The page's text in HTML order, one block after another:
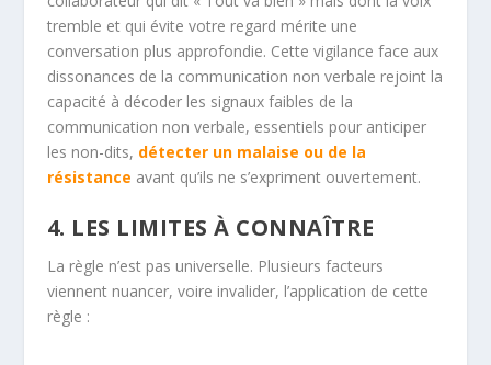
tremble et qui évite votre regard mérite une
conversation plus approfondie. Cette vigilance face aux
dissonances de la communication non verbale rejoint la
capacité à décoder les signaux faibles de la
communication non verbale, essentiels pour anticiper
les non-dits, détecter un malaise ou de la
résistance avant qu’ils ne s’expriment ouvertement.
4. LES LIMITES À CONNAÎTRE
La règle n’est pas universelle. Plusieurs facteurs
viennent nuancer, voire invalider, l’application de cette
règle :